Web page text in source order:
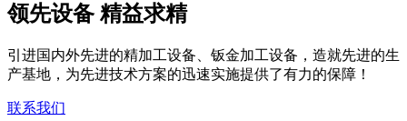
领先设备 精益求精
引进国内外先进的精加工设备、钣金加工设备，造就先进的生
产基地，为先进技术方案的迅速实施提供了有力的保障！
联系我们